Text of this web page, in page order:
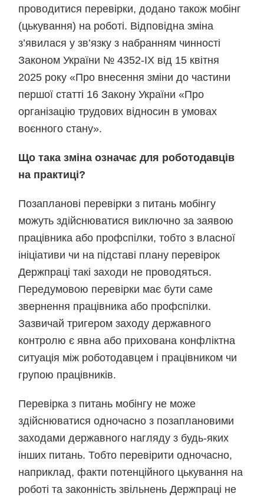
проводитися перевірки, додано також мобінг
(цькування) на роботі. Відповідна зміна
з’явилася у зв’язку з набранням чинності
Законом України № 4352-IX від 15 квітня
2025 року «Про внесення зміни до частини
першої статті 16 Закону України «Про
організацію трудових відносин в умовах
воєнного стану».
Що така зміна означає для роботодавців
на практиці?
Позапланові перевірки з питань мобінгу
можуть здійснюватися виключно за заявою
працівника або профспілки, тобто з власної
ініціативи чи на підставі плану перевірок
Держпраці такі заходи не проводяться.
Передумовою перевірки має бути саме
звернення працівника або профспілки.
Зазвичай тригером заходу державного
контролю є явна або прихована конфліктна
ситуація між роботодавцем і працівником чи
групою працівників.
Перевірка з питань мобінгу не може
здійснюватися одночасно з позаплановими
заходами державного нагляду з будь-яких
інших питань. Тобто перевірити одночасно,
наприклад, факти потенційного цькування на
роботі та законність звільнень Держпраці не